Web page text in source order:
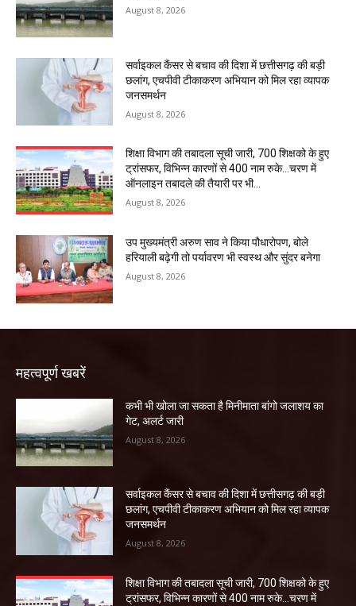
August 8, 2026
सर्वाइकल कैंसर से बचाव की दिशा में छत्तीसगढ़ की बड़ी
छलांग, एचपीवी टीकाकरण अभियान को मिल रहा व्यापक
जनसमर्थन
August 8, 2026
शिक्षा विभाग की तबादला सूची जारी, 700 शिक्षको के हुए
ट्रांसफर, विभिन्न कारणों से 400 नाम रुके…चरण में
ऑनलाइन तबादले की तैयारी पर भी...
August 8, 2026
उप मुख्यमंत्री अरुण साव ने किया पौधारोपण, बोले
हरियाली बढ़ेगी तो पर्यावरण भी स्वस्थ और सुंदर बनेगा
August 8, 2026
महत्वपूर्ण खबरें
कभी भी खोला जा सकता है मिनीमाता बांगो जलाशय का
गेट, अलर्ट जारी
August 8, 2026
सर्वाइकल कैंसर से बचाव की दिशा में छत्तीसगढ़ की बड़ी
छलांग, एचपीवी टीकाकरण अभियान को मिल रहा व्यापक
जनसमर्थन
August 8, 2026
शिक्षा विभाग की तबादला सूची जारी, 700 शिक्षको के हुए
ट्रांसफर, विभिन्न कारणों से 400 नाम रुके…चरण में